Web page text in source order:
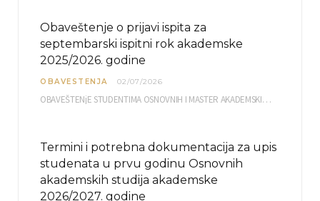
Obaveštenje o prijavi ispita za
septembarski ispitni rok akademske
2025/2026. godine
OBAVESTENJA 02/07/2026
OBAVEŠTENjE STUDENTIMA OSNOVNIH I MASTER AKADEMSKIH STUDIJA ELEKTRONSKA PRIJAVA ISPITA za septembarski ispitni rok za…
Termini i potrebna dokumentacija za upis
studenata u prvu godinu Osnovnih
akademskih studija akademske
2026/2027. godine